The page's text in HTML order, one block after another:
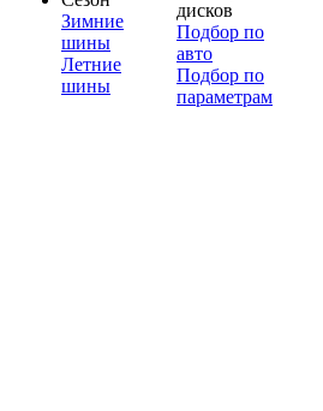
Зимние
шины
Летние
шины
дисков
Подбор по
авто
Подбор по
параметрам